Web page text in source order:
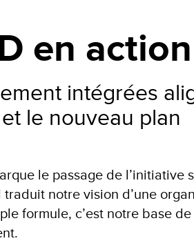
en action
intégrées
le nouveau plan
le passage de l’initiative
notre vision d’une
formule, c’est notre base